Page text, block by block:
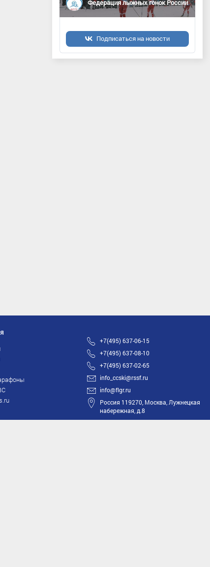
Федерация лыжных гонок России
Подписаться на новости
+7(495) 637-06-15
+7(495) 637-08-10
+7(495) 637-02-65
info_ccski@rssf.ru
info@flgr.ru
Россия 119270, Москва, Лужнецкая
набережная, д.8